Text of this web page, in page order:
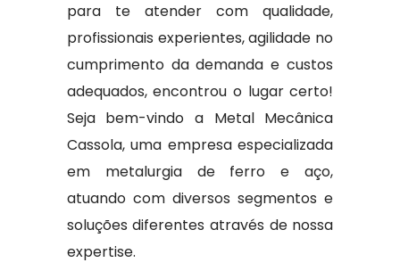
para te atender com qualidade,
profissionais experientes, agilidade no
cumprimento da demanda e custos
adequados, encontrou o lugar certo!
Seja bem-vindo a Metal Mecânica
Cassola, uma empresa especializada
em metalurgia de ferro e aço,
atuando com diversos segmentos e
soluções diferentes através de nossa
expertise.